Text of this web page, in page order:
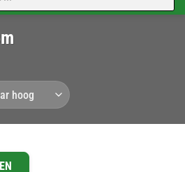
voor debeste prijs
= dezelfde werkdag verzonden!